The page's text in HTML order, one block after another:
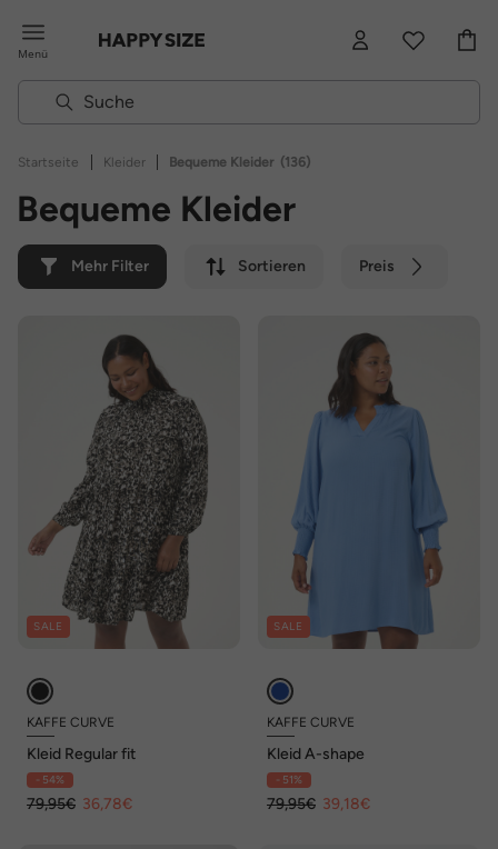
Menü
Startseite | Kleider | Bequeme Kleider (136)
Bequeme Kleider
Mehr Filter Sortieren Preis
SALE
KAFFE CURVE
Kleid Regular fit
- 54%
79,95€ 36,78€
SALE
KAFFE CURVE
Kleid A-shape
- 51%
79,95€ 39,18€